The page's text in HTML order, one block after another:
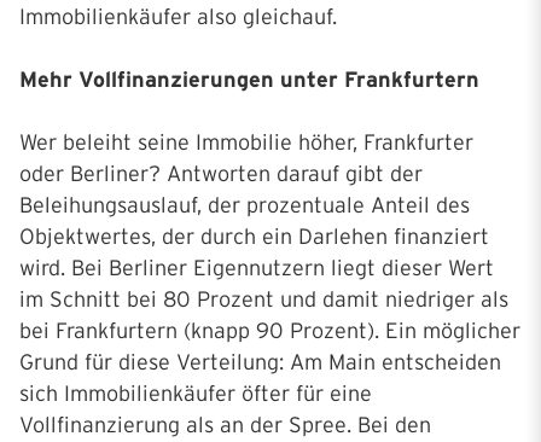
Immobilienkäufer also gleichauf.
Mehr Vollfinanzierungen unter Frankfurtern
Wer beleiht seine Immobilie höher, Frankfurter
oder Berliner? Antworten darauf gibt der
Beleihungsauslauf, der prozentuale Anteil des
Objektwertes, der durch ein Darlehen finanziert
wird. Bei Berliner Eigennutzern liegt dieser Wert
im Schnitt bei 80 Prozent und damit niedriger als
bei Frankfurtern (knapp 90 Prozent). Ein möglicher
Grund für diese Verteilung: Am Main entscheiden
sich Immobilienkäufer öfter für eine
Vollfinanzierung als an der Spree. Bei den